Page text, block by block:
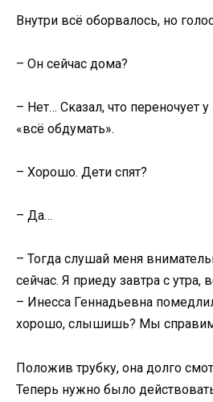
Внутри всё оборвалось, но
– Он сейчас дома?
– Нет… Сказал, что переночует
«всё обдумать».
– Хорошо. Дети спят?
– Да…
– Тогда слушай меня
сейчас. Я приеду завтра с утра,
– Инесса Геннадьевна
хорошо, слышишь? Мы
Положив трубку, она долго
Теперь нужно было